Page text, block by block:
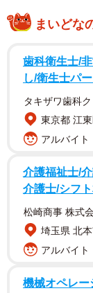
まいどな
歯科衛生士/
し/衛生士パ
タキザワ歯科
東京都 江
アルバイト
介護福祉士/
介護士/シフ
松崎商事 株式
埼玉県 北
アルバイト
機械オペレー